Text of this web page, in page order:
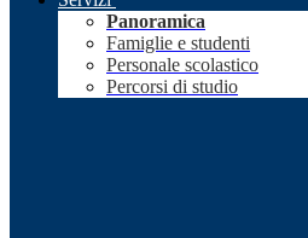
Panoramica
Famiglie e studenti
Personale scolastico
Percorsi di studio